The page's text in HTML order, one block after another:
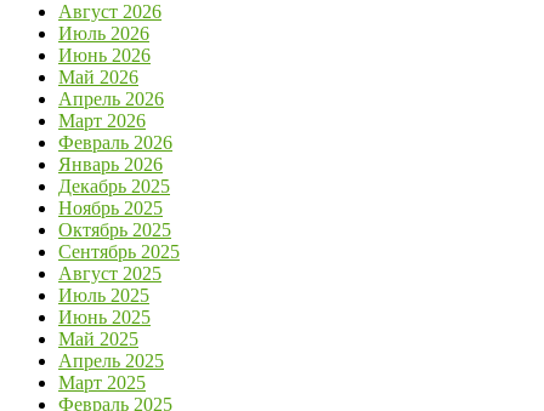
Август 2026
Июль 2026
Июнь 2026
Май 2026
Апрель 2026
Март 2026
Февраль 2026
Январь 2026
Декабрь 2025
Ноябрь 2025
Октябрь 2025
Сентябрь 2025
Август 2025
Июль 2025
Июнь 2025
Май 2025
Апрель 2025
Март 2025
Февраль 2025